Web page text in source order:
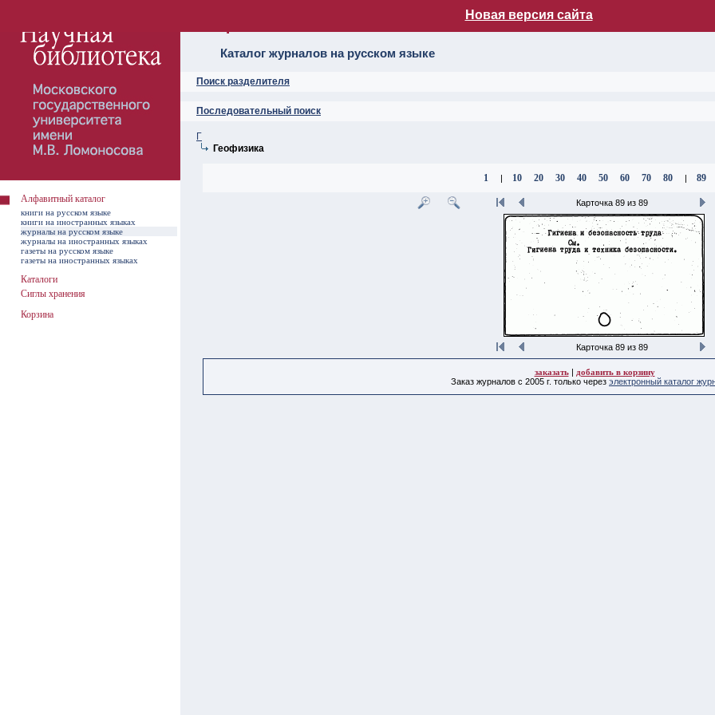
Новая версия сайта
Каталог журналов на русском языке
Поиск разделителя
Последовательный поиск
Г
Геофизика
1 | 10 20 30 40 50 60 70 80 | 89
Карточка 89 из 89
Карточка 89 из 89
заказать| добавить в корзину
Заказ журналов с 2005 г. только через электронный каталог
Алфавитный каталог
книги на русском языке
книги на иностранных языках
журналы на русском языке
журналы на иностранных языках
газеты на русском языке
газеты на иностранных языках
Каталоги
Сиглы хранения
Корзина